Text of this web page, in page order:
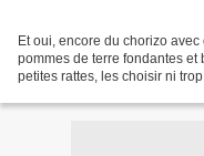
Et oui, encore du chorizo
pommes de terre fondantes et
petites rattes, les choisir ni